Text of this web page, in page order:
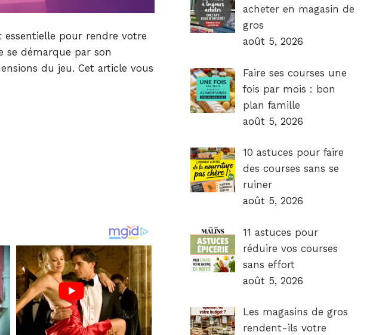
essentielle pour rendre votre
se démarque par son
du jeu. Cet article vous
acheter en magasin de
gros
août 5, 2026
Faire ses courses une
fois par mois : bon
plan famille
août 5, 2026
10 astuces pour faire
des courses sans se
ruiner
août 5, 2026
11 astuces pour
réduire vos courses
sans effort
août 5, 2026
Les magasins de gros
rendent-ils votre